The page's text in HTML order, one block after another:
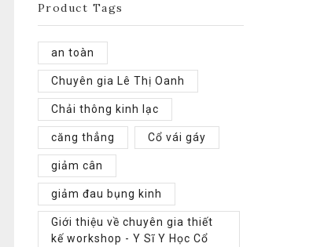
Product Tags
an toàn
Chuyên gia Lê Thị Oanh
Chải thông kinh lạc
căng thẳng Cổ vái gáy
giảm cân
giảm đau bụng kinh
Giới thiệu về chuyên gia thiết
kế workshop - Y Sĩ Y Học Cổ